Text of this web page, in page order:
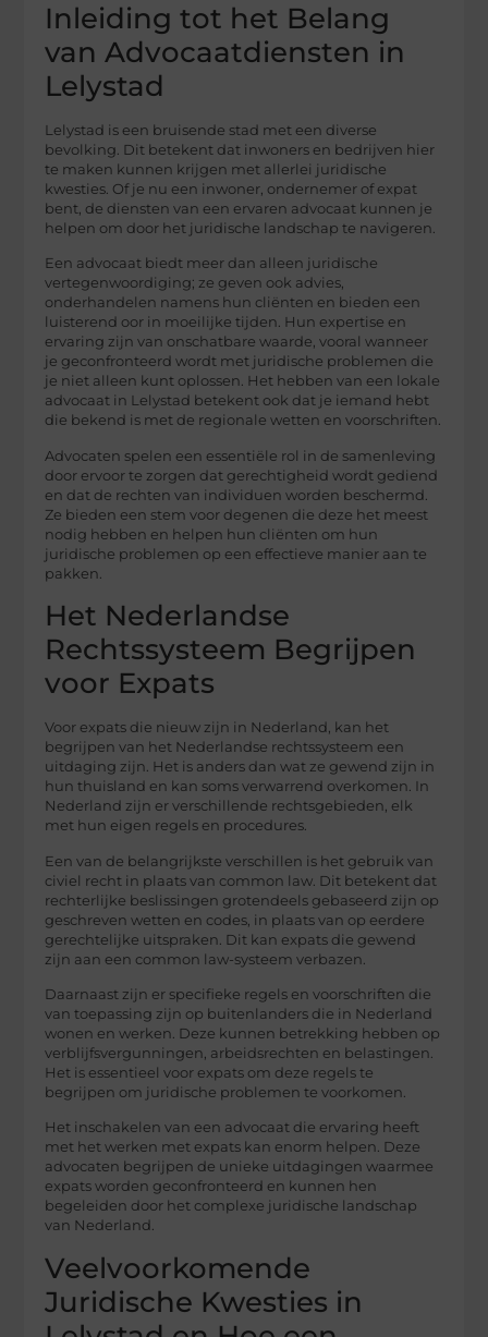
Inleiding tot het Belang
van Advocaatdiensten in
Lelystad
Lelystad is een bruisende stad met een diverse
bevolking. Dit betekent dat inwoners en bedrijven hier
te maken kunnen krijgen met allerlei juridische
kwesties. Of je nu een inwoner, ondernemer of expat
bent, de diensten van een ervaren advocaat kunnen je
helpen om door het juridische landschap te navigeren.
Een advocaat biedt meer dan alleen juridische
vertegenwoordiging; ze geven ook advies,
onderhandelen namens hun cliënten en bieden een
luisterend oor in moeilijke tijden. Hun expertise en
ervaring zijn van onschatbare waarde, vooral wanneer
je geconfronteerd wordt met juridische problemen die
je niet alleen kunt oplossen. Het hebben van een lokale
advocaat in Lelystad betekent ook dat je iemand hebt
die bekend is met de regionale wetten en voorschriften.
Advocaten spelen een essentiële rol in de samenleving
door ervoor te zorgen dat gerechtigheid wordt gediend
en dat de rechten van individuen worden beschermd.
Ze bieden een stem voor degenen die deze het meest
nodig hebben en helpen hun cliënten om hun
juridische problemen op een effectieve manier aan te
pakken.
Het Nederlandse
Rechtssysteem Begrijpen
voor Expats
Voor expats die nieuw zijn in Nederland, kan het
begrijpen van het Nederlandse rechtssysteem een
uitdaging zijn. Het is anders dan wat ze gewend zijn in
hun thuisland en kan soms verwarrend overkomen. In
Nederland zijn er verschillende rechtsgebieden, elk
met hun eigen regels en procedures.
Een van de belangrijkste verschillen is het gebruik van
civiel recht in plaats van common law. Dit betekent dat
rechterlijke beslissingen grotendeels gebaseerd zijn op
geschreven wetten en codes, in plaats van op eerdere
gerechtelijke uitspraken. Dit kan expats die gewend
zijn aan een common law-systeem verbazen.
Daarnaast zijn er specifieke regels en voorschriften die
van toepassing zijn op buitenlanders die in Nederland
wonen en werken. Deze kunnen betrekking hebben op
verblijfsvergunningen, arbeidsrechten en belastingen.
Het is essentieel voor expats om deze regels te
begrijpen om juridische problemen te voorkomen.
Het inschakelen van een advocaat die ervaring heeft
met het werken met expats kan enorm helpen. Deze
advocaten begrijpen de unieke uitdagingen waarmee
expats worden geconfronteerd en kunnen hen
begeleiden door het complexe juridische landschap
van Nederland.
Veelvoorkomende
Juridische Kwesties in